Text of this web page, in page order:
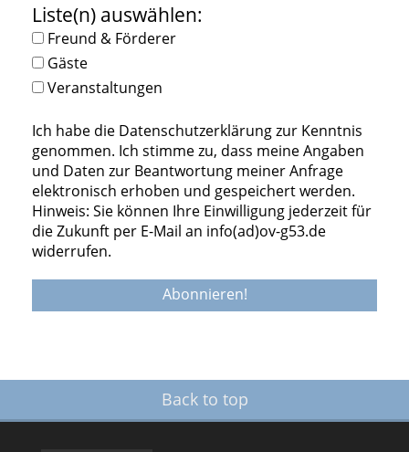
Liste(n) auswählen:
Freund & Förderer
Gäste
Veranstaltungen
Ich habe die Datenschutzerklärung zur Kenntnis
genommen. Ich stimme zu, dass meine Angaben
und Daten zur Beantwortung meiner Anfrage
elektronisch erhoben und gespeichert werden.
Hinweis: Sie können Ihre Einwilligung jederzeit für
die Zukunft per E-Mail an info(ad)ov-g53.de
widerrufen.
Back to top